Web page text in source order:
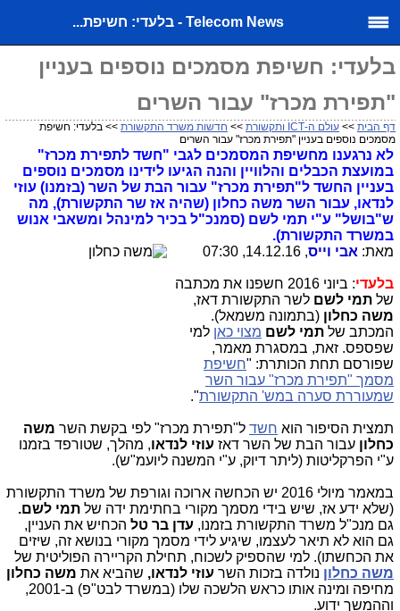
Telecom News - בלעדי: חשיפת...
בלעדי: חשיפת מסמכים נוספים בעניין
"תפירת מכרז" עבור השרים
דף הבית >> עולם ה-ICT ותקשורת >> חדשות משרד התקשורת >> בלעדי: חשיפת
מסמכים נוספים בעניין "תפירת מכרז" עבור השרים
לא נרגענו מחשיפת המסמכים לגבי "חשד לתפירת מכרז"
במועצת הכבלים והלוויין והנה הגיעו לידינו מסמכים נוספים
בעניין החשד ל"תפירת מכרז" עבור הבת של השר (בזמנו) עוזי
לנדאו, עבור השר משה כחלון (שהיה אז שר התקשורת), מה
ש"בושל" ע"י תמי לשם (סמנכ"ל בכיר למינהל ומשאבי אנוש
במשרד התקשורת).
מאת: אבי וייס, 14.12.16, 07:30
בלעדי
: ביוני 2016 חשפנו את מכתבה
של תמי לשם לשר התקשורת דאז,
משה כחלון (בתמונה משמאל).
המכתב של תמי לשם מצוי כאן למי
שפספס. זאת, במסגרת מאמר,
שפורסם תחת הכותרת: "חשיפת
מסמך "תפירת מכרז" עבור השר
שמעוררת סערה במש' התקשורת".
תמצית הסיפור הוא חשד ל"תפירת מכרז" לפי בקשת השר משה
כחלון עבור הבת של השר דאז עוזי לנדאו, מהלך, שטורפד בזמנו
ע"י הפרקליטות (ליתר דיוק, ע"י המשנה ליועמ"ש).
במאמר מיולי 2016 יש הכחשה ארוכה וגורפת של משרד התקשורת
(שלא ידע אז, שיש בידי מסמך מקורי בחתימת ידה של תמי לשם.
גם מנכ"ל משרד התקשורת בזמנו, עדן בר טל הכחיש את העניין,
גם הוא לא תיאר לעצמו, שיגיע לידי מסמך מקורי בנושא זה, שיזים
את הכחשתו). למי שהספיק לשכוח, תחילת הקריירה הפוליטית של
משה כחלון נולדה בזכות השר עוזי לנדאו, שהביא את משה כחלון
מחיפה ומינה אותו כראש הלשכה שלו (במשרד לבט"פ) ב-2001,
וההמשך ידוע.